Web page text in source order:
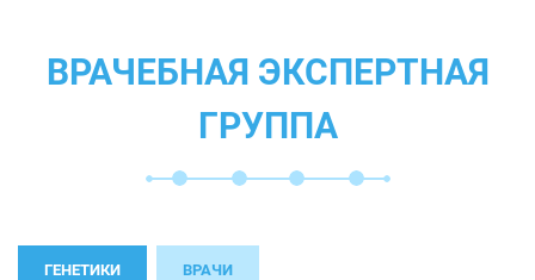
ВРАЧЕБНАЯ ЭКСПЕРТНАЯ
ГРУППА
ГЕНЕТИКИ ВРАЧИ